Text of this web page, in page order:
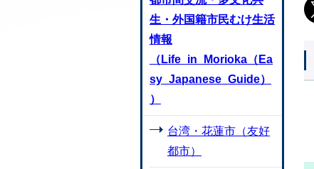
生・外国籍市民むけ生活
情報
（Life_in_Morioka（Ea
sy_Japanese_Guide）
）
台湾・花蓮市（友好
都市）